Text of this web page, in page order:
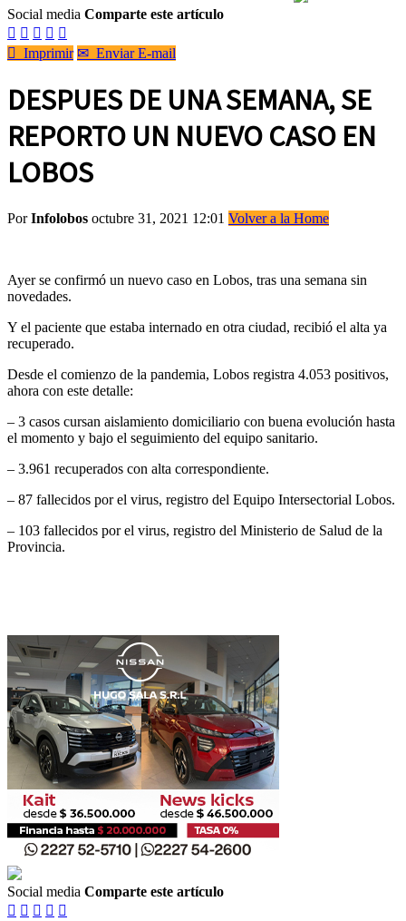
Social media Comparte este artículo
    
 Imprimir ✉ Enviar E-mail
DESPUES DE UNA SEMANA, SE
REPORTO UN NUEVO CASO EN
LOBOS
PorInfolobos octubre 31, 2021 12:01 Volver a la Home
Ayer se confirmó un nuevo caso en Lobos, tras una semana sin
novedades.
Y el paciente que estaba internado en otra ciudad, recibió el alta ya
recuperado.
Desde el comienzo de la pandemia, Lobos registra 4.053 positivos,
ahora con este detalle:
– 3 casos cursan aislamiento domiciliario con buena evolución hasta
el momento y bajo el seguimiento del equipo sanitario.
– 3.961 recuperados con alta correspondiente.
– 87 fallecidos por el virus, registro del Equipo Intersectorial Lobos.
– 103 fallecidos por el virus, registro del Ministerio de Salud de la
Provincia.
Social media Comparte este artículo
    